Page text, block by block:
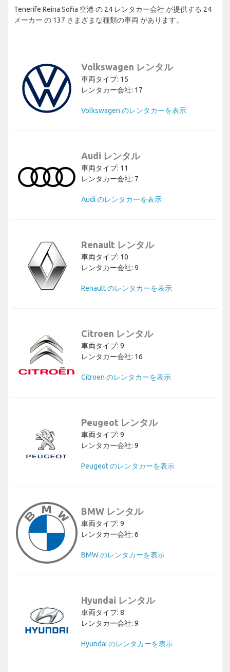
Tenerife Reina Sofia 空港 の 24 レンタカー会社 が提供する 24
メーカー の 137 さまざまな種類の車両 があります。
Volkswagen レンタル
車両タイプ: 15
レンタカー会社: 17
Volkswagen のレンタカーを表示
Audi レンタル
車両タイプ: 11
レンタカー会社: 7
Audi のレンタカーを表示
Renault レンタル
車両タイプ: 10
レンタカー会社: 9
Renault のレンタカーを表示
Citroen レンタル
車両タイプ: 9
レンタカー会社: 16
Citroen のレンタカーを表示
Peugeot レンタル
車両タイプ: 9
レンタカー会社: 9
Peugeot のレンタカーを表示
BMW レンタル
車両タイプ: 9
レンタカー会社: 6
BMW のレンタカーを表示
Hyundai レンタル
車両タイプ: 8
レンタカー会社: 9
Hyundai のレンタカーを表示